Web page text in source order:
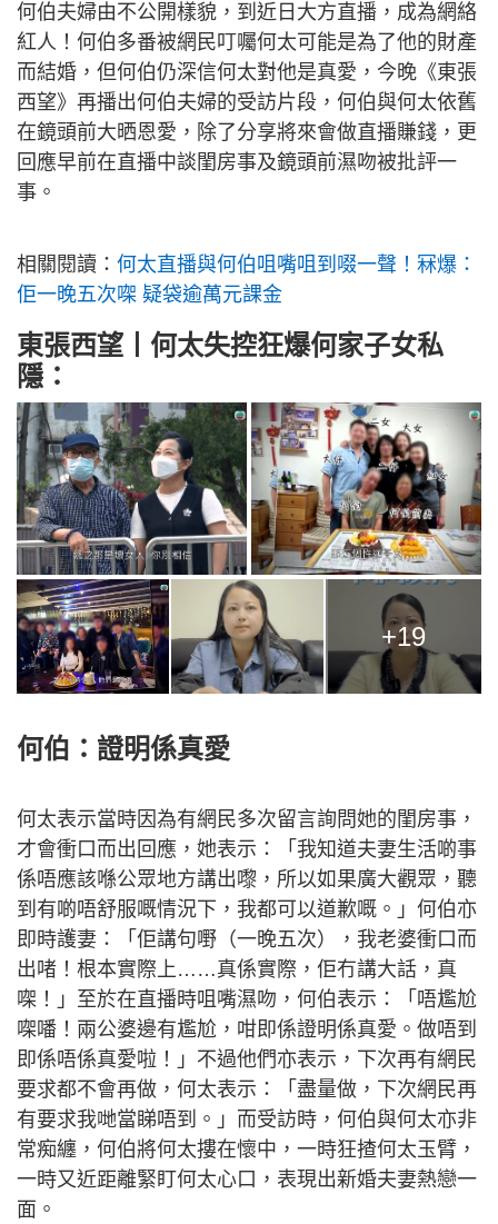
何伯夫婦由不公開樣貌，到近日大方直播，成為網絡
紅人！何伯多番被網民叮囑何太可能是為了他的財產
而結婚，但何伯仍深信何太對他是真愛，今晚《東張
西望》再播出何伯夫婦的受訪片段，何伯與何太依舊
在鏡頭前大晒恩愛，除了分享將來會做直播賺錢，更
回應早前在直播中談閨房事及鏡頭前濕吻被批評一
事。
相關閱讀： 何太直播與何伯咀嘴咀到啜一聲！冧爆：
佢一晚五次㗎 疑袋逾萬元課金
東張西望丨何太失控狂爆何家子女私
隱：
+19
何伯：證明係真愛
何太表示當時因為有網民多次留言詢問她的閨房事，
才會衝口而出回應，她表示：「我知道夫妻生活啲事
係唔應該喺公眾地方講出嚟，所以如果廣大觀眾，聽
到有啲唔舒服嘅情況下，我都可以道歉嘅。」何伯亦
即時護妻：「佢講句嘢（一晚五次），我老婆衝口而
出啫！根本實際上……真係實際，佢冇講大話，真
㗎！」至於在直播時咀嘴濕吻，何伯表示：「唔尷尬
㗎噃！兩公婆邊有尷尬，咁即係證明係真愛。做唔到
即係唔係真愛啦！」不過他們亦表示，下次再有網民
要求都不會再做，何太表示：「盡量做，下次網民再
有要求我哋當睇唔到。」而受訪時，何伯與何太亦非
常痴纏，何伯將何太摟在懷中，一時狂揸何太玉臂，
一時又近距離緊盯何太心口，表現出新婚夫妻熱戀一
面。